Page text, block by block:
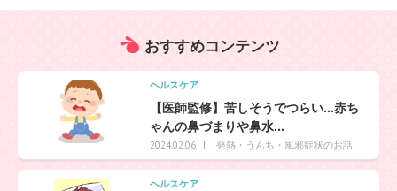
おすすめコンテンツ
ヘルスケア
【医師監修】苦しそうでつらい…赤ち
ゃんの鼻づまりや鼻水...
2024.02.06 発熱・うんち・風邪症状のお話
ヘルスケア